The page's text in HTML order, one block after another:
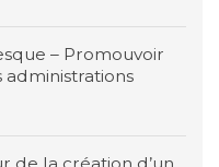
– Promouvoir
administrations